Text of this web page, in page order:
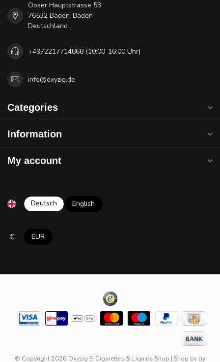
Ooser Hauptstrasse 53
76532 Baden-Baden
Deutschland
+4972217714868 (10:00-16:00 Uhr)
info@oxyzig.de
Categories
Information
My account
Deutsch English
€ EUR
© Copyright 2026 Oxyzig E-Cigarettes & Liquids Shop | Shop by by